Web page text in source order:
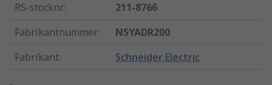
RS-stocknr.:
211-8766
Fabrikantnummer:
NSYADR200
Fabrikant: Schneider Electric